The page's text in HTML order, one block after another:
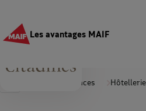
Les avantages MAIF
Vacances Hôtellerie